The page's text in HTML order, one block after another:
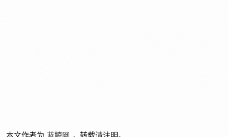
本文作者为 蓝鲸网 ，转载请注明。